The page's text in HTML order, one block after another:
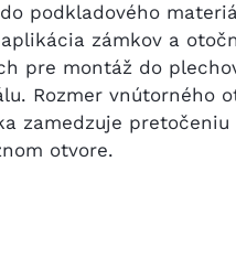
podkladového
zámkov a
pre montáž do
Rozmer vnútorného
zamedzuje
otvore.